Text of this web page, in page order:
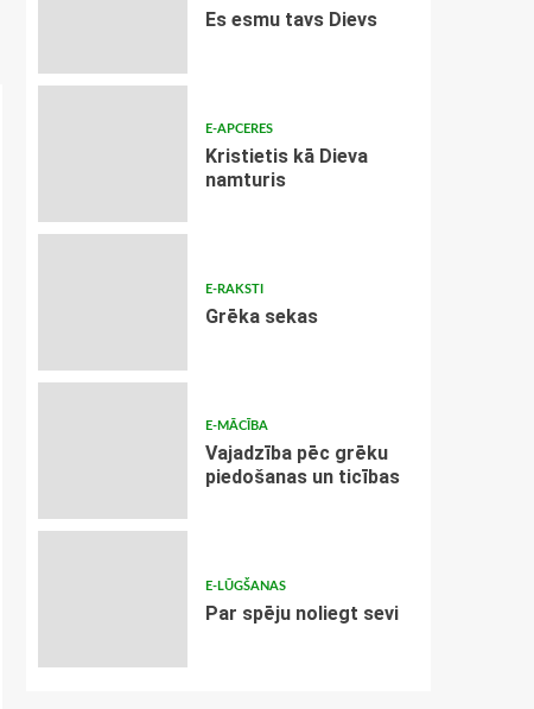
Es esmu tavs Dievs
E-APCERES
Kristietis kā Dieva
namturis
E-RAKSTI
Grēka sekas
E-MĀCĪBA
Vajadzība pēc grēku
piedošanas un ticības
E-LŪGŠANAS
Par spēju noliegt sevi